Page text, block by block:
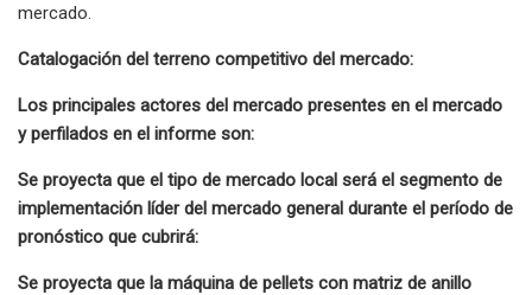
mercado.
Catalogación del terreno competitivo del mercado:
Los principales actores del mercado presentes en el mercado
y perfilados en el informe son:
Se proyecta que el tipo de mercado local será el segmento de
implementación líder del mercado general durante el período de
pronóstico que cubrirá:
Se proyecta que la máquina de pellets con matriz de anillo